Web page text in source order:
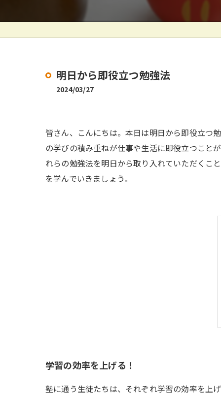
明日から即役立つ勉強法
2024/03/27
皆さん、こんにちは。本日は明日から即役立つ
の学びの積み重ねが仕事や生活に即役立つこと
れらの勉強法を明日から取り入れていただくこ
を学んでいきましょう。
学習の効率を上げる！
塾に通う生徒たちは、それぞれ学習の効率を上